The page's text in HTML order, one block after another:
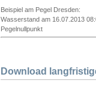
Beispiel am Pegel Dresden:
Wasserstand am 16.07.2013
Pegelnullpunkt
Download